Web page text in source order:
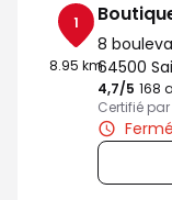
1
8.95 km
8
64500
4,7/5 Note
168
Certifié